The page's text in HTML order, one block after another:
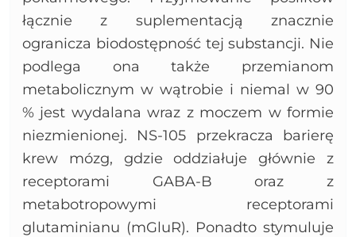
łącznie z suplementacją znacznie
ogranicza biodostępność tej substancji. Nie
podlega ona także przemianom
metabolicznym w wątrobie i niemal w 90
% jest wydalana wraz z moczem w formie
niezmienionej. NS-105 przekracza barierę
krew mózg, gdzie oddziałuje głównie z
receptorami GABA-B oraz z
metabotropowymi receptorami
glutaminianu (mGluR). Ponadto stymuluje